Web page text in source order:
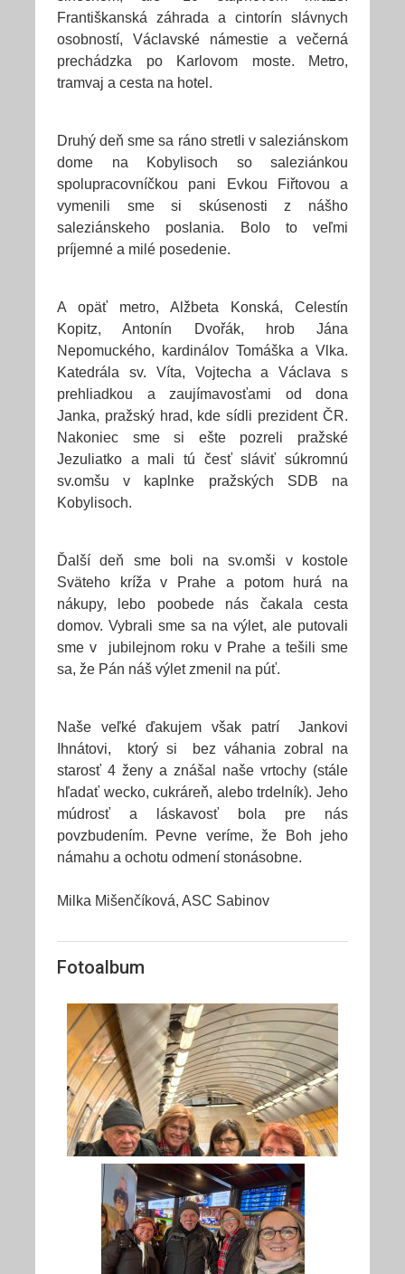
Františkanská záhrada a cintorín slávnych
osobností, Václavské námestie a večerná
prechádzka po Karlovom moste. Metro,
tramvaj a cesta na hotel.
Druhý deň sme sa ráno stretli v saleziánskom
dome na Kobylisoch so saleziánkou
spolupracovníčkou pani Evkou Fiřtovou a
vymenili sme si skúsenosti z nášho
saleziánskeho poslania. Bolo to veľmi
príjemné a milé posedenie.
A opäť metro, Alžbeta Konská, Celestín
Kopitz, Antonín Dvořák, hrob Jána
Nepomuckého, kardinálov Tomáška a Vlka.
Katedrála sv. Víta, Vojtecha a Václava s
prehliadkou a zaujímavosťami od dona
Janka, pražský hrad, kde sídli prezident ČR.
Nakoniec sme si ešte pozreli pražské
Jezuliatko a mali tú česť sláviť súkromnú
sv.omšu v kaplnke pražských SDB na
Kobylisoch.
Ďalší deň sme boli na sv.omši v kostole
Sväteho kríža v Prahe a potom hurá na
nákupy, lebo poobede nás čakala cesta
domov. Vybrali sme sa na výlet, ale putovali
sme v jubilejnom roku v Prahe a tešili sme
sa, že Pán náš výlet zmenil na púť.
Naše veľké ďakujem však patrí Jankovi
Ihnátovi, ktorý si bez váhania zobral na
starosť 4 ženy a znášal naše vrtochy (stále
hľadať wecko, cukráreň, alebo trdelník). Jeho
múdrosť a láskavosť bola pre nás
povzbudením. Pevne veríme, že Boh jeho
námahu a ochotu odmení stonásobne.
Milka Mišenčíková, ASC Sabinov
Fotoalbum